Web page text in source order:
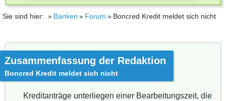
Sie sind hier: Banken Forum Boncred Kredit meldet sich nicht
Zusammenfassung der Redaktion
Boncred Kredit meldet sich nicht
Kreditanträge unterliegen einer Bearbeitungszeit, die